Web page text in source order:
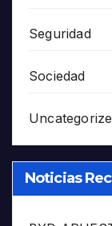
Seguridad
Sociedad
Noticias